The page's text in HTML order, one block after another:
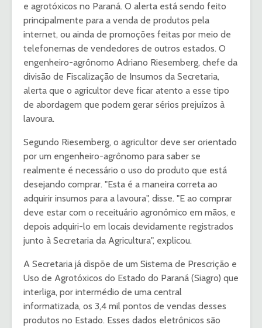
e agrotóxicos no Paraná. O alerta está sendo feito
principalmente para a venda de produtos pela
internet, ou ainda de promoções feitas por meio de
telefonemas de vendedores de outros estados. O
engenheiro-agrônomo Adriano Riesemberg, chefe da
divisão de Fiscalização de Insumos da Secretaria,
alerta que o agricultor deve ficar atento a esse tipo
de abordagem que podem gerar sérios prejuízos à
lavoura.
Segundo Riesemberg, o agricultor deve ser orientado
por um engenheiro-agrônomo para saber se
realmente é necessário o uso do produto que está
desejando comprar. "Esta é a maneira correta ao
adquirir insumos para a lavoura", disse. "E ao comprar
deve estar com o receituário agronômico em mãos, e
depois adquiri-lo em locais devidamente registrados
junto à Secretaria da Agricultura", explicou.
A Secretaria já dispõe de um Sistema de Prescrição e
Uso de Agrotóxicos do Estado do Paraná (Siagro) que
interliga, por intermédio de uma central
informatizada, os 3,4 mil pontos de vendas desses
produtos no Estado. Esses dados eletrônicos são